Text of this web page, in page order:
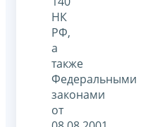
НК
РФ,
а
также
Федеральными
законами
от